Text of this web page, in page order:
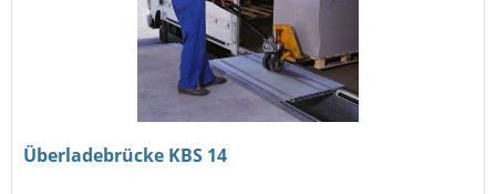
Überladebrücke KBS 14